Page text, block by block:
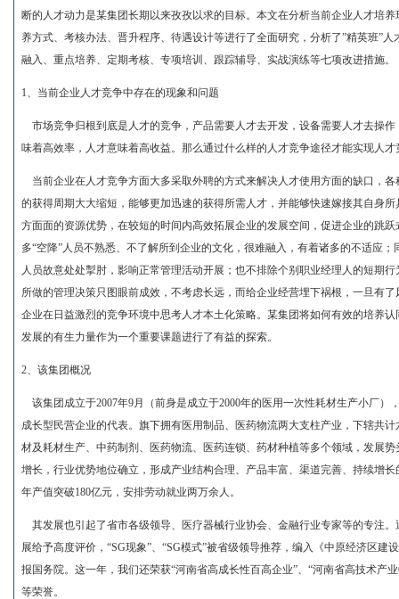
断的人才动力是某集团长期以来孜孜以求的目标。本文在分析当前企业人才培
养方式、考核办法、晋升程序、待遇设计等进行了全面研究，分析了”精英班”
融入、重点培养、定期考核、专项培训、跟踪辅导、实战演练等七项改进措施。
1、当前企业人才竞争中存在的现象和问题
市场竞争归根到底是人才的竞争，产品需要人才去开发，设备需要人才去操
味着高效率，人才意味着高收益。那么通过什么样的人才竞争途径才能实现人才
当前企业在人才竞争方面大多采取外聘的方式来解决人才使用方面的缺口，各
的获得周期大大缩短，能够更加迅速的获得所需人才，并能够快速嫁接其自身
方面面的资源优势，在较短的时间内高效拓展企业的发展空间，促进企业的跳
多“空降”人员不熟悉、不了解所到企业的文化，很难融入，有着诸多的不适应
人员故意处处掣肘，影响正常管理活动开展；也不排除个别职业经理人的短期
所做的管理决策只图眼前成效，不考虑长远，而给企业经营埋下祸根，一旦有
企业在日益激烈的竞争环境中思考人才本土化策略。某集团将如何有效的培养
发展的有生力量作为一个重要课题进行了有益的探索。
2、该集团概况
该集团成立于2007年9月（前身是成立于2000年的医用一次性耗材生产小厂）
成长型民营企业的代表。旗下拥有医用制品、医药物流两大支柱产业，下辖共
材及耗材生产、中药制剂、医药物流、医药连锁、药材种植等多个领域，发展
增长，行业优势地位确立，形成产业结构合理、产品丰富、渠道完善、持续增
年产值突破180亿元，安排劳动就业两万余人。
其发展也引起了省市各级领导、医疗器械行业协会、金融行业专家等的专注
展给予高度评价，“SG现象”、“SG模式”被省级领导推荐，编入《中原经济区
报国务院。这一年，我们还荣获“河南省高成长性百高企业”、“河南省高技术产
等荣誉。